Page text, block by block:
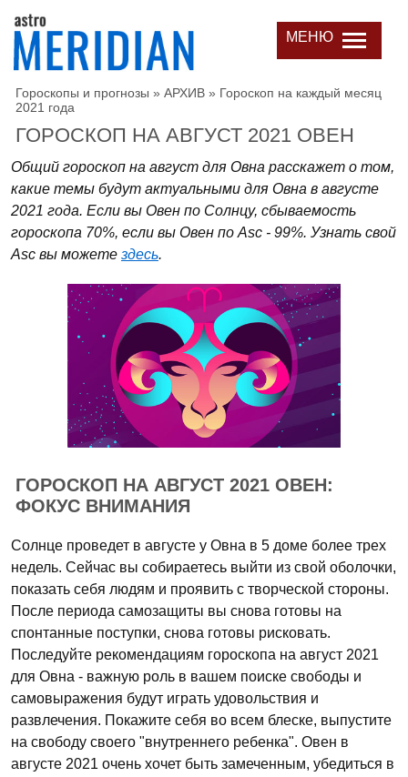
МЕНЮ
Гороскопы и прогнозы » АРХИВ » Гороскоп на каждый месяц
2021 года
ГОРОСКОП НА АВГУСТ 2021 ОВЕН
Общий гороскоп на август для Овна расскажет о том,
какие темы будут актуальными для Овна в августе
2021 года. Если вы Овен по Солнцу, сбываемость
гороскопа 70%, если вы Овен по Asc - 99%. Узнать свой
Asc вы можете здесь.
ГОРОСКОП НА АВГУСТ 2021 ОВЕН:
ФОКУС ВНИМАНИЯ
Солнце проведет в августе у Овна в 5 доме более трех
недель. Сейчас вы собираетесь выйти из свой оболочки,
показать себя людям и проявить с творческой стороны.
После периода самозащиты вы снова готовы на
спонтанные поступки, снова готовы рисковать.
Последуйте рекомендациям гороскопа на август 2021
для Овна - важную роль в вашем поиске свободы и
самовыражения будут играть удовольствия и
развлечения. Покажите себя во всем блеске, выпустите
на свободу своего "внутреннего ребенка". Овен в
августе 2021 очень хочет быть замеченным, убедиться в